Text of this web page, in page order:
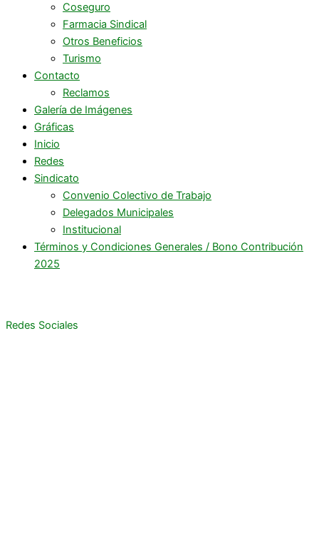
Coseguro
Farmacia Sindical
Otros Beneficios
Turismo
Contacto
Reclamos
Galería de Imágenes
Gráficas
Inicio
Redes
Sindicato
Convenio Colectivo de Trabajo
Delegados Municipales
Institucional
Términos y Condiciones Generales / Bono Contribución
2025
Redes Sociales